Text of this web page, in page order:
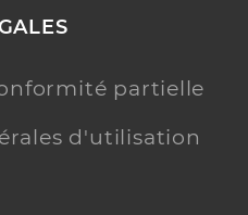
partielle
d'utilisation